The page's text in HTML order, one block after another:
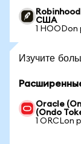
США
1 HOODon
Изучите
Oracle
(Ondo
1 ORCLon